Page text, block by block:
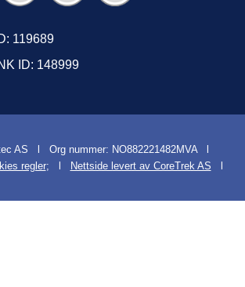
119689
ID: 148999
AS l Org nummer: NO882221482MVA l
regler; l Nettside levert av CoreTrek AS